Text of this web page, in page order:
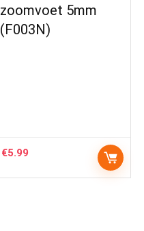
zoomvoet 5mm
(F003N)
€5.99